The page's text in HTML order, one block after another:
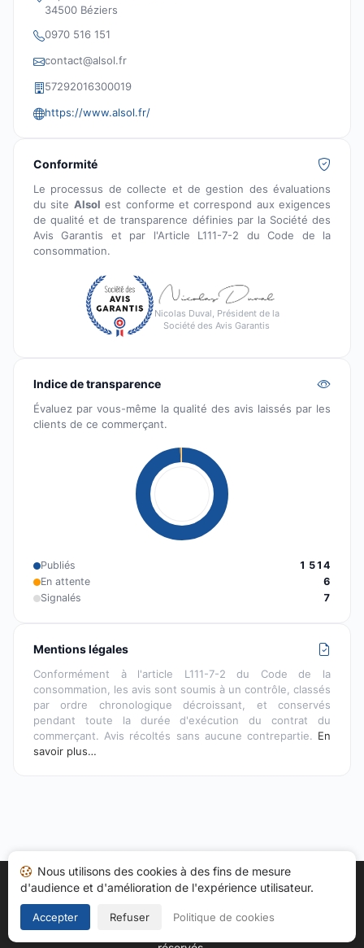
34500 Béziers
0970 516 151
contact@alsol.fr
57292016300019
https://www.alsol.fr/
Conformité
Le processus de collecte et de gestion des évaluations
du site Alsol est conforme et correspond aux exigences
de qualité et de transparence définies par la Société des
Avis Garantis et par l'Article L111-7-2 du Code de la
consommation.
Nicolas Duval, Président de la
Société des Avis Garantis
Indice de transparence
Évaluez par vous-même la qualité des avis laissés par les
clients de ce commerçant.
Publiés
1 514
En attente
6
Signalés
7
Mentions légales
Conformément à l'article L111-7-2 du Code de la
consommation, les avis sont soumis à un contrôle, classés
par ordre chronologique décroissant, et conservés
pendant toute la durée d'exécution du contrat du
commerçant. Avis récoltés sans aucune contrepartie. En
savoir plus…
Accueil Mes avis Catégories CGU
Cookies
Politique de confidentialité
Copyright © 2026
Nous utilisons des cookies à des fins de mesure
d'audience et d'amélioration de l'expérience utilisateur.
Accepter Refuser Politique de cookies